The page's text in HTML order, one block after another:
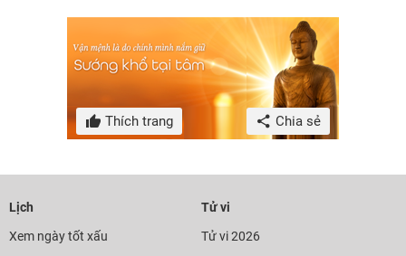
Thích trang Chia sẻ
Lịch
Xem ngày tốt xấu
Tử vi
Tử vi 2026